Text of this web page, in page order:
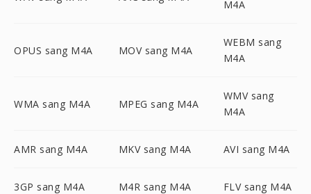
M4A
OPUS sang M4A MOV sang M4A
WEBM sang
M4A
WMA sang M4A MPEG sang M4A
WMV sang
M4A
AMR sang M4A MKV sang M4A AVI sang M4A
3GP sang M4A M4R sang M4A FLV sang M4A